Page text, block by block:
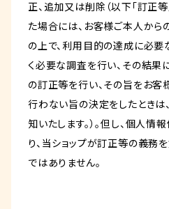
正、追加又は削除（以下「訂正等
た場合には、お客様ご本人から
の上で、利用目的の達成に必要
く必要な調査を行い、その結果
の訂正等を行い、その旨をお客
行わない旨の決定をしたときは
知いたします。）。但し、個人
り、当ショップが訂正等の義務
ではありません。